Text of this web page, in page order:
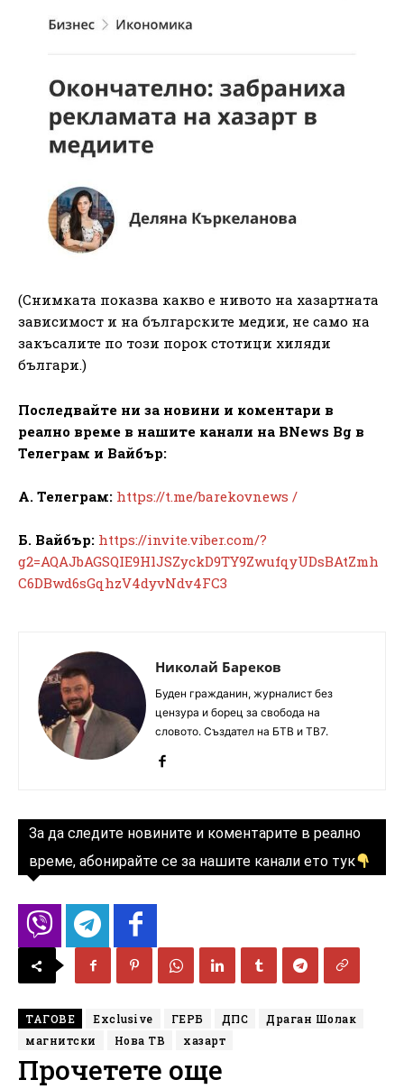
(Снимката показва какво е нивото на хазартната
зависимост и на българските медии, не само на
закъсалите по този порок стотици хиляди
българи.)
Последвайте ни за новини и коментари в
реално време в нашите канали на BNews Bg в
Телеграм и Вайбър:
А. Телеграм: https://t.me/barekovnews /
Б. Вайбър: https://invite.viber.com/?
g2=AQAJbAGSQIE9HlJSZyckD9TY9ZwufqyUDsBAtZmh
C6DBwd6sGqhzV4dyvNdv4FC3
Николай Бареков
Буден гражданин, журналист без
цензура и борец за свобода на
словото. Създател на БТВ и ТВ7.
За да следите новините и коментарите в реално
време, абонирайте се за нашите канали ето тук
ТАГОВЕ Exclusive ГЕРБ ДПС
Драган Шолак
магнитски
Нова ТВ хазарт
Прочетете още